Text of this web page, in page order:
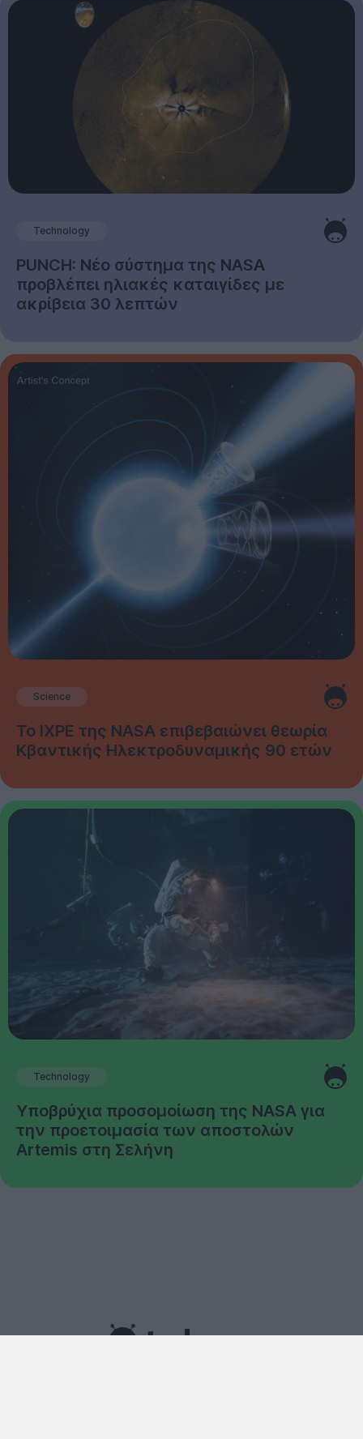
Technology
PUNCH: Νέο σύστημα της NASA
προβλέπει ηλιακές καταιγίδες με
ακρίβεια 30 λεπτών
Science
Το IXPE της NASA επιβεβαιώνει θεωρία
Κβαντικής Ηλεκτροδυναμικής 90 ετών
Technology
Υποβρύχια προσομοίωση της NASA για
την προετοιμασία των αποστολών
Artemis στη Σελήνη